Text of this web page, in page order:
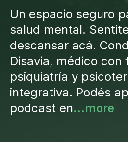
Un espacio seguro
salud mental.
descansar acá.
Disavia, médico con
psiquiatría y
integrativa. Podés
podcast en...more